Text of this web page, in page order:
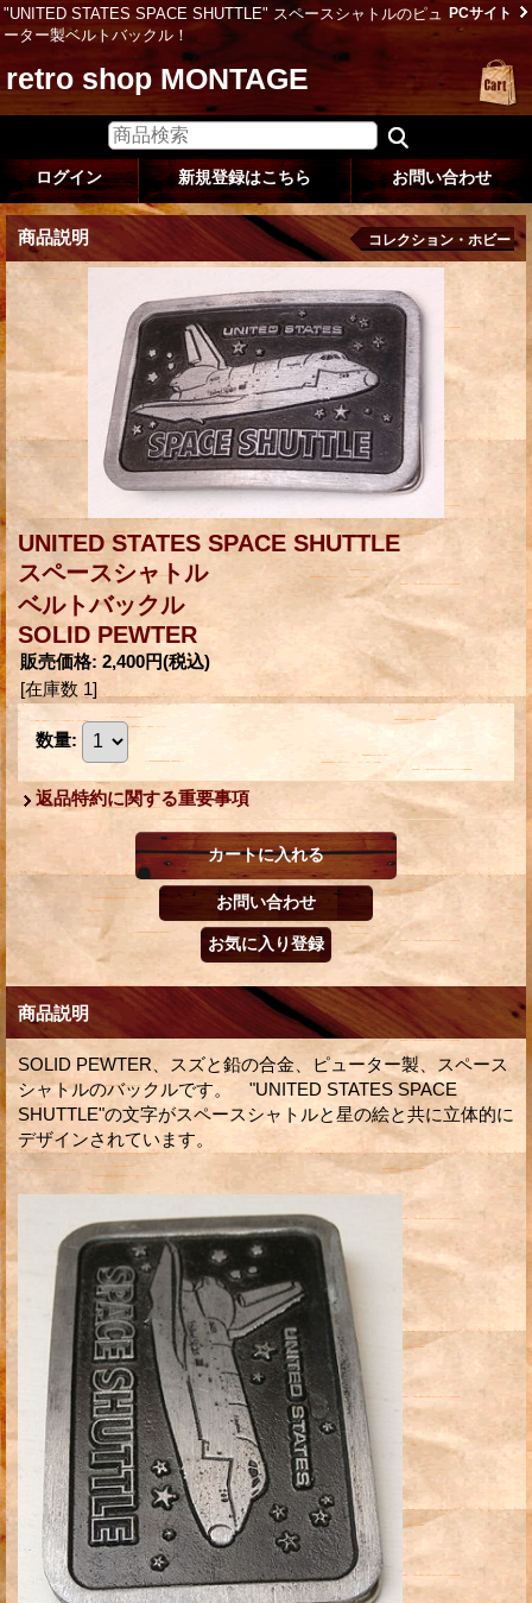
"UNITED STATES SPACE SHUTTLE" スペースシャトルのピュ
ーター製ベルトバックル！
PCサイト
retro shop MONTAGE
ログイン 新規登録はこちら お問い合わせ
商品説明 コレクション・ホビー
UNITED STATES SPACE SHUTTLE
スペースシャトル
ベルトバックル
SOLID PEWTER
販売価格: 2,400円(税込)
[在庫数 1]
数量:
返品特約に関する重要事項
商品説明
SOLID PEWTER、スズと鉛の合金、ピューター製、スペース
シャトルのバックルです。 "UNITED STATES SPACE
SHUTTLE"の文字がスペースシャトルと星の絵と共に立体的に
デザインされています。